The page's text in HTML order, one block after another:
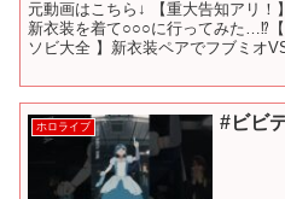
元動画はこちら↓ 【重大告知アリ！
新衣装を着て○○○に行ってみた…⁉
ソビ大全 】新衣装ペアでフブミオ
ホロライブ #ビビ